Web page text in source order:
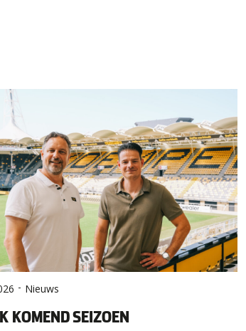
- Nieuws
KOMEND SEIZOEN